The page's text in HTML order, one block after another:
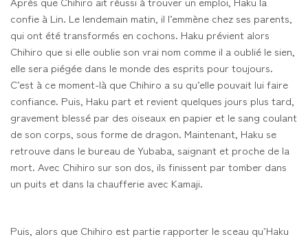
confie à Lin. Le lendemain matin, il l’emmène chez ses parents,
qui ont été transformés en cochons. Haku prévient alors
Chihiro que si elle oublie son vrai nom comme il a oublié le sien,
elle sera piégée dans le monde des esprits pour toujours.
C’est à ce moment-là que Chihiro a su qu’elle pouvait lui faire
confiance. Puis, Haku part et revient quelques jours plus tard,
gravement blessé par des oiseaux en papier et le sang coulant
de son corps, sous forme de dragon. Maintenant, Haku se
retrouve dans le bureau de Yubaba, saignant et proche de la
mort. Avec Chihiro sur son dos, ils finissent par tomber dans
un puits et dans la chaufferie avec Kamaji.
Puis, alors que Chihiro est partie rapporter le sceau qu’Haku